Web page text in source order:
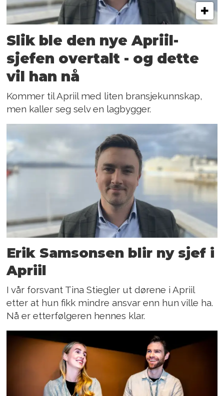
Slik ble den nye Apriil-
sjefen overtalt - og dette
vil han nå
Kommer til Apriil med liten bransjekunnskap,
men kaller seg selv en lagbygger.
Erik Samsonsen blir ny sjef i
Apriil
I vår forsvant Tina Stiegler ut dørene i Apriil
etter at hun fikk mindre ansvar enn hun ville ha.
Nå er etterfølgeren hennes klar.